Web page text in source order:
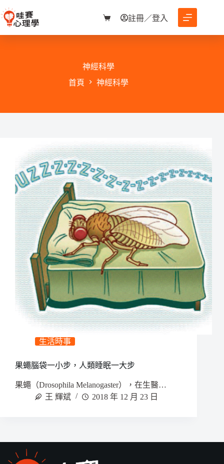
至
購
物
註冊／登入
神經科學
首頁
神經科學
生活時事
果蠅腦袋一小步，人類睡眠一大步
果蠅（Drosophila Melanogaster），在生醫…
王 輝斌
2018 年 12 月 23 日